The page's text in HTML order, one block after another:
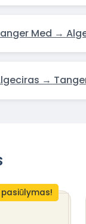
Med →
→
pasiūlymas!